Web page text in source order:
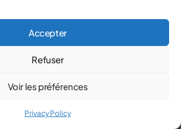
Accepter
Refuser
Voir les préférences
Privacy Policy